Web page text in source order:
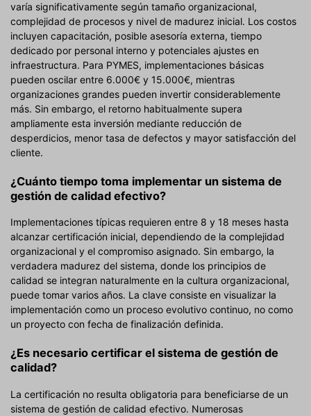
varía significativamente según tamaño organizacional,
complejidad de procesos y nivel de madurez inicial. Los costos
incluyen capacitación, posible asesoría externa, tiempo
dedicado por personal interno y potenciales ajustes en
infraestructura. Para PYMES, implementaciones básicas
pueden oscilar entre 6.000€ y 15.000€, mientras
organizaciones grandes pueden invertir considerablemente
más. Sin embargo, el retorno habitualmente supera
ampliamente esta inversión mediante reducción de
desperdicios, menor tasa de defectos y mayor satisfacción del
cliente.
¿Cuánto tiempo toma implementar un sistema de
gestión de calidad efectivo?
Implementaciones típicas requieren entre 8 y 18 meses hasta
alcanzar certificación inicial, dependiendo de la complejidad
organizacional y el compromiso asignado. Sin embargo, la
verdadera madurez del sistema, donde los principios de
calidad se integran naturalmente en la cultura organizacional,
puede tomar varios años. La clave consiste en visualizar la
implementación como un proceso evolutivo continuo, no como
un proyecto con fecha de finalización definida.
¿Es necesario certificar el sistema de gestión de
calidad?
La certificación no resulta obligatoria para beneficiarse de un
sistema de gestión de calidad efectivo. Numerosas